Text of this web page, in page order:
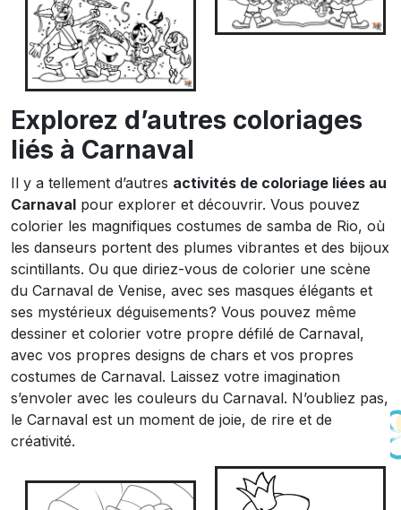
Explorez d’autres coloriages
liés à Carnaval
Il y a tellement d’autres activités de coloriage liées au
Carnaval pour explorer et découvrir. Vous pouvez
colorier les magnifiques costumes de samba de Rio, où
les danseurs portent des plumes vibrantes et des bijoux
scintillants. Ou que diriez-vous de colorier une scène
du Carnaval de Venise, avec ses masques élégants et
ses mystérieux déguisements? Vous pouvez même
dessiner et colorier votre propre défilé de Carnaval,
avec vos propres designs de chars et vos propres
costumes de Carnaval. Laissez votre imagination
s’envoler avec les couleurs du Carnaval. N’oubliez pas,
le Carnaval est un moment de joie, de rire et de
créativité.